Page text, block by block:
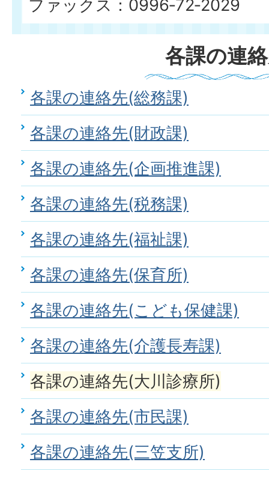
ファックス：0996‐72‐2029
各課の連
各課の連絡先(総務課)
各課の連絡先(財政課)
各課の連絡先(企画推進課)
各課の連絡先(税務課)
各課の連絡先(福祉課)
各課の連絡先(保育所)
各課の連絡先(こども保健課)
各課の連絡先(介護長寿課)
各課の連絡先(大川診療所)
各課の連絡先(市民課)
各課の連絡先(三笠支所)